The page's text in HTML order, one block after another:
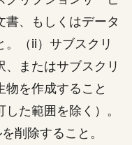
書、もしくはデータ
（ii）サブスクリ
またはサブスクリ
を作成すること
た範囲を除く）。
削除すること。